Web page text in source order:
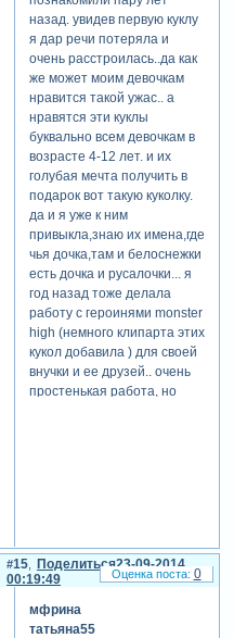
назад. увидев первую куклу
я дар речи потеряла и
очень расстроилась..да как
же может моим девочкам
нравится такой ужас.. а
нравятся эти куклы
буквально всем девочкам в
возрасте 4-12 лет. и их
голубая мечта получить в
подарок вот такую куколку.
да и я уже к ним
привыкла,знаю их имена,где
чья дочка,там и белоснежки
есть дочка и русалочки... я
год назад тоже делала
работу с героинями monster
high (немного клипарта этих
кукол добавила ) для своей
внучки и ее друзей.. очень
простенькая работа, но
Поделиться
15
23-09-2014
00:19:49
мфрина
татьяна55
0